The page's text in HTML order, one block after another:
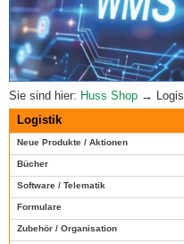
Sie sind hier: Huss Shop →
Logistik
Neue Produkte / Aktionen
Bücher
Software / Telematik
Formulare
Zubehör / Organisation